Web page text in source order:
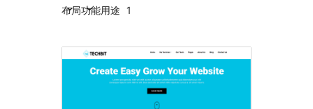
布局功能用途 1
节